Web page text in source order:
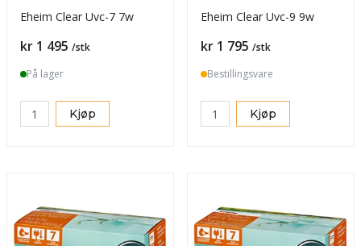
Eheim Clear Uvc-7 7w
Pris
kr 1 495 /stk
På lager
Kjøp
Eheim Clear Uvc-9 9w
Pris
kr 1 795 /stk
Bestillingsvare
Kjøp